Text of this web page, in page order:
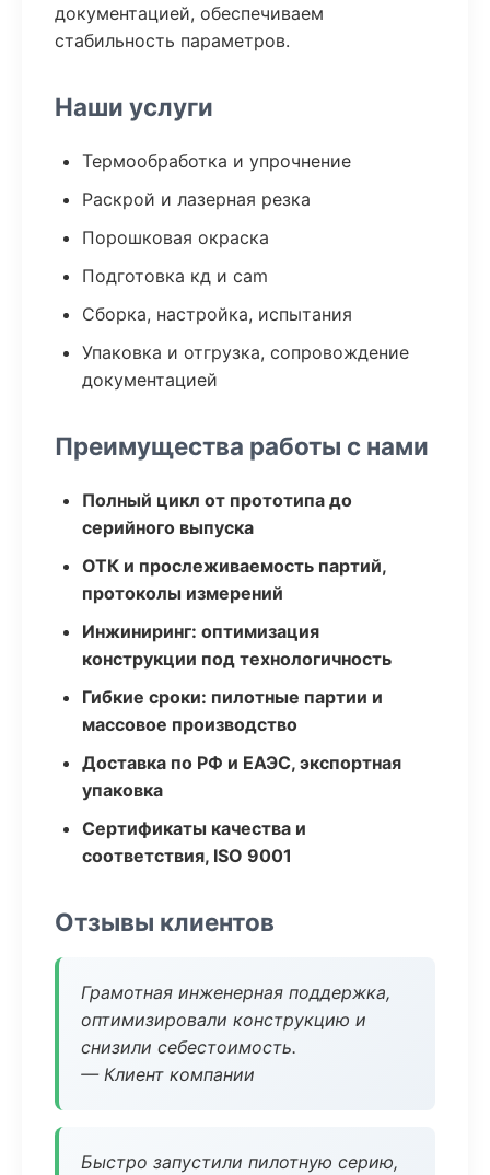
документацией, обеспечиваем
стабильность параметров.
Наши услуги
Термообработка и упрочнение
Раскрой и лазерная резка
Порошковая окраска
Подготовка кд и cam
Сборка, настройка, испытания
Упаковка и отгрузка, сопровождение
документацией
Преимущества работы с нами
Полный цикл от прототипа до
серийного выпуска
ОТК и прослеживаемость партий,
протоколы измерений
Инжиниринг: оптимизация
конструкции под технологичность
Гибкие сроки: пилотные партии и
массовое производство
Доставка по РФ и ЕАЭС, экспортная
упаковка
Сертификаты качества и
соответствия, ISO 9001
Отзывы клиентов
Грамотная инженерная поддержка,
оптимизировали конструкцию и
снизили себестоимость.
— Клиент компании
Быстро запустили пилотную серию,